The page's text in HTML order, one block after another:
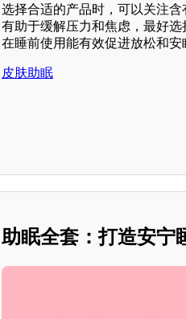
选择合适的产品时，可以关注
有助于缓解压力和焦虑，最好
在睡前使用能有效促进放松和安
皮肤助眠
助眠全套：打造安宁